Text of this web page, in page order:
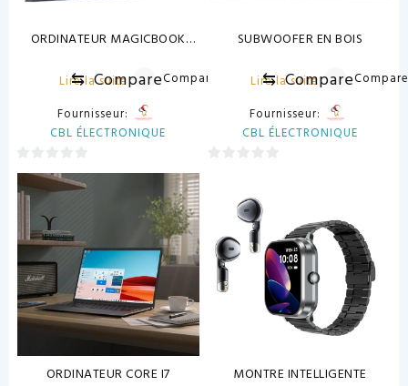
ORDINATEUR MAGICBOOK
Lire la suite
⇆ CompareCompare
Fournisseur:
CBL ÉLECTRONIQUE
0
sur
SUBWOOFER EN BOIS
Lire la suite
⇆ Compare
Fournisseur:
CBL ÉLECTRONIQUE
ORDINATEUR CORE I7 MONTRE INTELLIGENTE